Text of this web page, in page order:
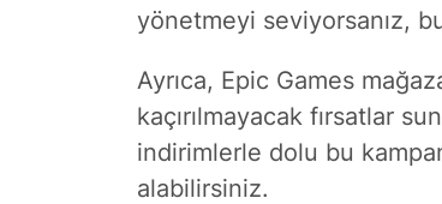
yönetmeyi seviyorsanız, bu
Ayrıca, Epic Games
kaçırılmayacak fırsatlar
indirimlerle dolu bu
alabilirsiniz.